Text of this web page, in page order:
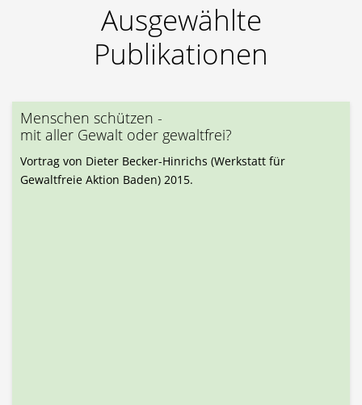
Ausgewählte
Publikationen
Menschen schützen -
mit aller Gewalt oder gewaltfrei?
Vortrag von Dieter Becker-Hinrichs (Werkstatt für
Gewaltfreie Aktion Baden) 2015.